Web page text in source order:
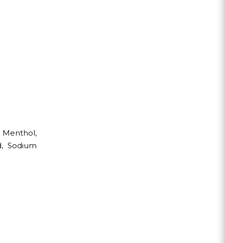
Menthol,
Sodium